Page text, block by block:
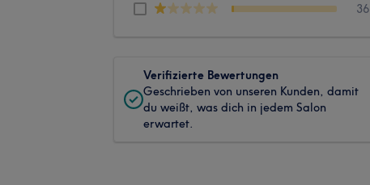
36
Verifizierte Bewertungen
Geschrieben von unseren Kunden, damit
du weißt, was dich in jedem Salon
erwartet.